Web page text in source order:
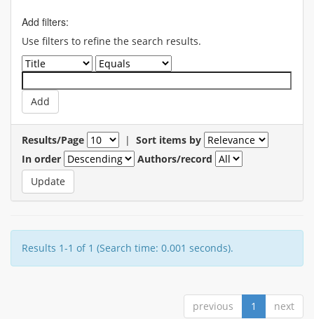
Add filters:
Use filters to refine the search results.
Results/Page | Sort items by
In order
Authors/record
Results 1-1 of 1 (Search time: 0.001 seconds).
previous 1 next